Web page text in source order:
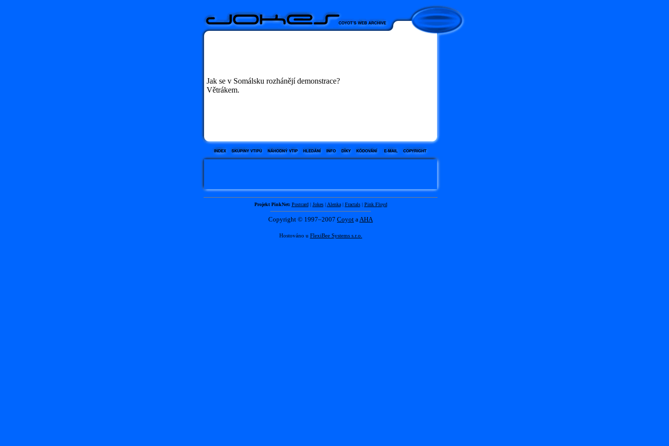
Jak se v Somálsku rozhánějí demonstrace?
Větrákem.
Projekt PinkNet: Postcard| Jokes| Alenka| Fractals| Pink Floyd
Copyright © 1997–2007 Coyot aAHA
Hostováno u FlexiBee Systems s.r.o.